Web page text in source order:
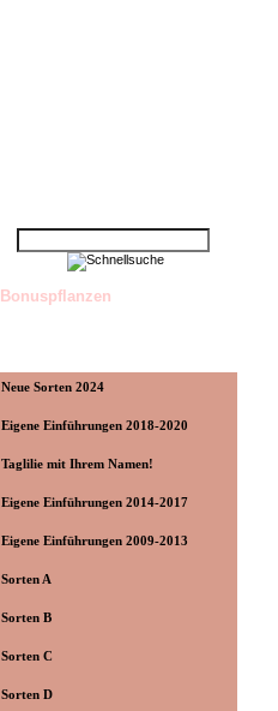
Bonuspflanzen
Neue Sorten 2024
Eigene Einführungen 2018-2020
Taglilie mit Ihrem Namen!
Eigene Einführungen 2014-2017
Eigene Einführungen 2009-2013
Sorten A
Sorten B
Sorten C
Sorten D